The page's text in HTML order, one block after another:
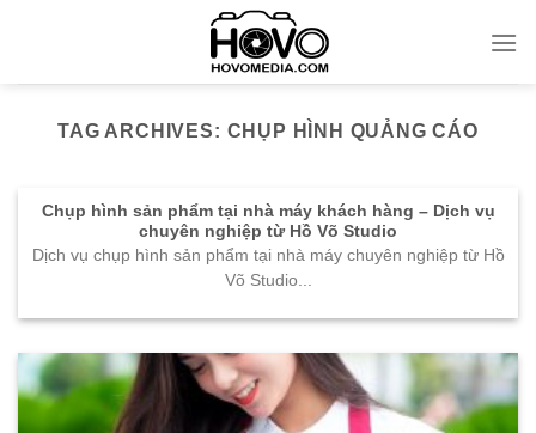
TAG ARCHIVES: CHỤP HÌNH QUẢNG CÁO
Chụp hình sản phẩm tại nhà máy khách hàng – Dịch vụ
chuyên nghiệp từ Hồ Võ Studio
Dịch vụ chụp hình sản phẩm tại nhà máy chuyên nghiệp từ Hồ
Võ Studio...